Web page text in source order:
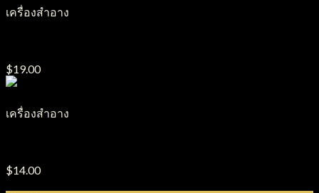
เครื่องสำอาง
$19.00
เครื่องสำอาง
$14.00